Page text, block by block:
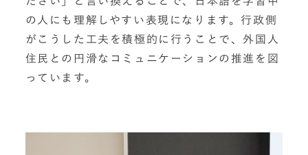
の人にも理解しやすい表現になります。行政側
がこうした工夫を積極的に行うことで、外国人
住民との円滑なコミュニケーションの推進を図
っています。